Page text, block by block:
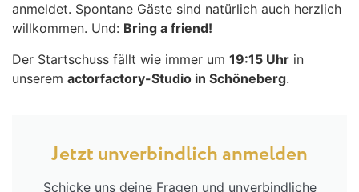
anmeldet. Spontane Gäste sind natürlich auch herzlich
willkommen. Und: Bring a friend!
Der Startschuss fällt wie immer um 19:15 Uhr in
unserem actorfactory-Studio in Schöneberg.
Jetzt unverbindlich anmelden
Schicke uns deine Fragen und unverbindliche